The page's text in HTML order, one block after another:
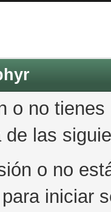
o no
de las
o no
iniciar